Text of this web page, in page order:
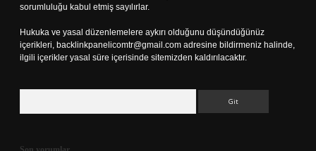
sorumluluğu kabul etmiş sayılırlar.
Hukuka ve yasal düzenlemelere aykırı olduğunu düşündüğünüz
içerikleri, backlinkpanelicomtr@gmail.com adresine bildirmeniz halinde,
ilgili içerikler yasal süre içerisinde sitemizden kaldırılacaktır.